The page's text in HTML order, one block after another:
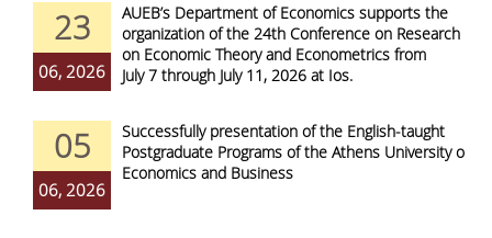
23
06, 2026
AUEB’s Department of Economics supports the
organization of the 24th Conference on Research
on Economic Theory and Econometrics from
July 7 through July 11, 2026 at Ios.
05
06, 2026
Successfully presentation of the English-taught
Postgraduate Programs of the Athens University of
Economics and Business